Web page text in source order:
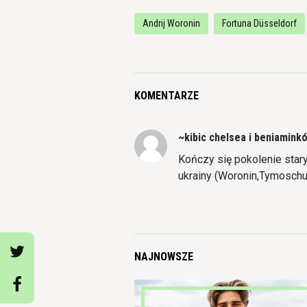
Andrij Woronin Fortuna Düsseldorf
KOMENTARZE
~kibic chelsea i
Kończy się pokolenie
ukrainy
NAJNOWSZE